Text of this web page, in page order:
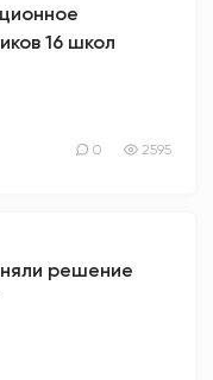
16 школ
0 2595
решение